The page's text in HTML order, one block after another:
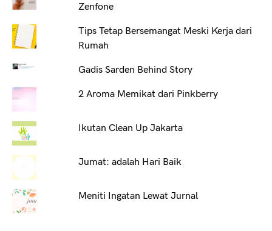
Zenfone
Tips Tetap Bersemangat Meski Kerja dari
Rumah
Gadis Sarden Behind Story
2 Aroma Memikat dari Pinkberry
Ikutan Clean Up Jakarta
Jumat: adalah Hari Baik
Meniti Ingatan Lewat Jurnal